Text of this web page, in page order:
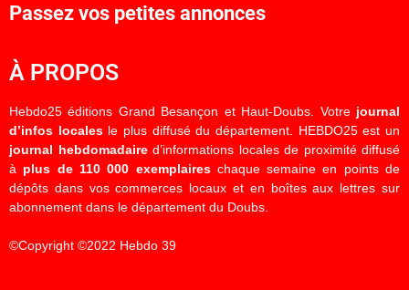
Passez vos petites annonces
À PROPOS
Hebdo25 éditions Grand Besançon et Haut-Doubs. Votre journal
d’infos localesle plus diffusé du département. HEBDO25 est un
journal hebdomadaired’informations locales de proximité diffusé
à plus de 110 000 exemplaireschaque semaine en points de
dépôts dans vos commerces locaux et en boîtes aux lettres sur
abonnement dans le département du Doubs.
©Copyright ©2022 Hebdo 39